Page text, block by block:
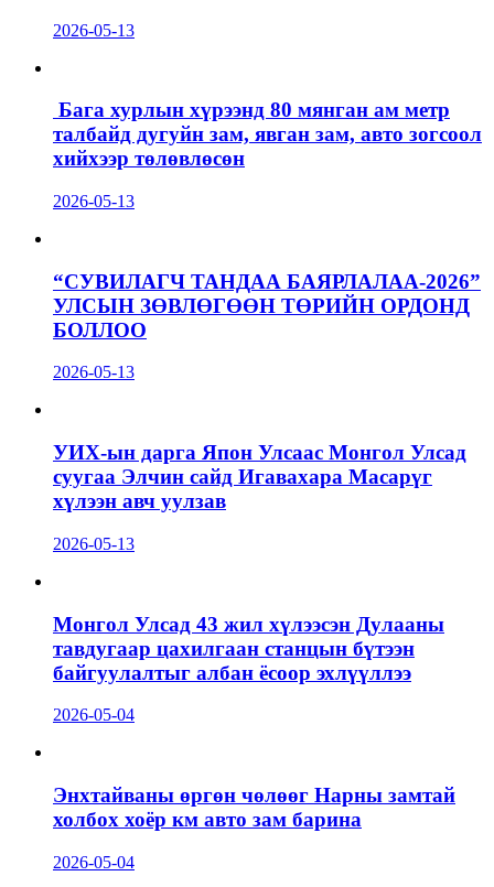
2026-05-13
Бага хурлын хүрээнд 80 мянган ам метр
талбайд дугуйн зам, явган зам, авто зогсоол
хийхээр төлөвлөсөн
2026-05-13
“СУВИЛАГЧ ТАНДАА БАЯРЛАЛАА-2026”
УЛСЫН ЗӨВЛӨГӨӨН ТӨРИЙН ОРДОНД
БОЛЛОО
2026-05-13
УИХ-ын дарга Япон Улсаас Монгол Улсад
суугаа Элчин сайд Игавахара Масарүг
хүлээн авч уулзав
2026-05-13
Монгол Улсад 43 жил хүлээсэн Дулааны
тавдугаар цахилгаан станцын бүтээн
байгуулалтыг албан ёсоор эхлүүллээ
2026-05-04
Энхтайваны өргөн чөлөөг Нарны замтай
холбох хоёр км авто зам барина
2026-05-04